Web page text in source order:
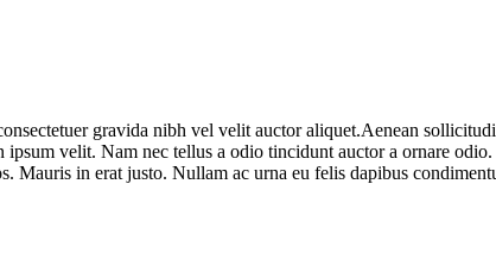
gravida nibh vel velit auctor aliquet.Aenean
ipsum velit. Nam nec tellus a odio tincidunt auctor a ornare
Mauris in erat justo. Nullam ac urna eu felis dapibus